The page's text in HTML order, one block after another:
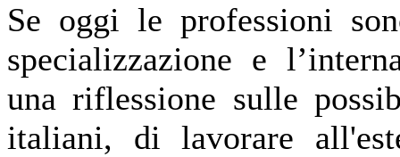
Se oggi le professioni
specializzazione e
una riflessione sulle
italiani, di lavorare